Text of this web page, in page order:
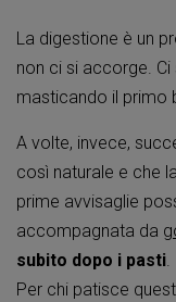
La digestione è un
non ci si accorge.
masticando il primo
A volte, invece,
così naturale e che la
prime avvisaglie
accompagnata da
subito dopo i pasti.
Per chi patisce